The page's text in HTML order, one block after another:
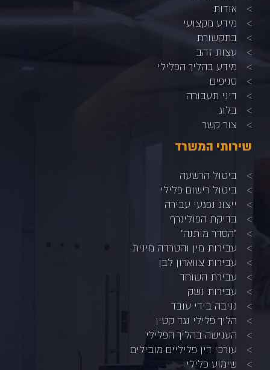
אודות
מידע מקצועי
בתקשורת
עצות זהב
מידע בהליך הפלילי
סניפים
דיני תעבורה
בלוג
צור קשר
שירותי המשרד
ביטול הרשעה
ביטול רישום פלילי
ייצוג נפגעי עבירה
בדיקת הפוליגרף
"הסדר מותנה"
עבירות מין והטרדה מינית
עבירות צווארון לבן
עבירת השוחד
עבירות נשק
גניבה בידי עובד
הליך פלילי נגד קטין
הענישה בהליך הפלילי
עורכי דין פליליים מובילים
שימוע פלילי